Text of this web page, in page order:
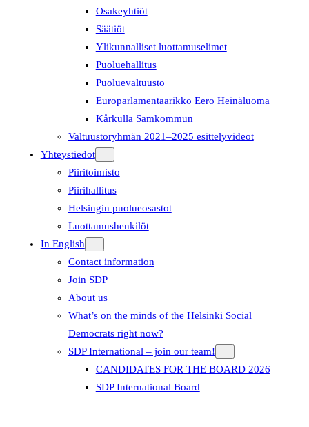
Osakeyhtiöt
Säätiöt
Ylikunnalliset luottamuselimet
Puoluehallitus
Puoluevaltuusto
Europarlamentaarikko Eero Heinäluoma
Kårkulla Samkommun
Valtuustoryhmän 2021–2025 esittelyvideot
Yhteystiedot
Piiritoimisto
Piirihallitus
Helsingin puolueosastot
Luottamushenkilöt
In English
Contact information
Join SDP
About us
What’s on the minds of the Helsinki Social
Democrats right now?
SDP International – join our team!
CANDIDATES FOR THE BOARD 2026
SDP International Board